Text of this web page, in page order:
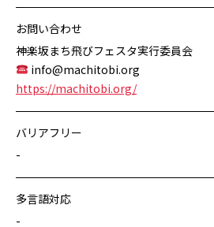
お問い合わせ
神楽坂まち飛びフェスタ実行委員会
info@machitobi.org
https://machitobi.org/
バリアフリー
-
多言語対応
-